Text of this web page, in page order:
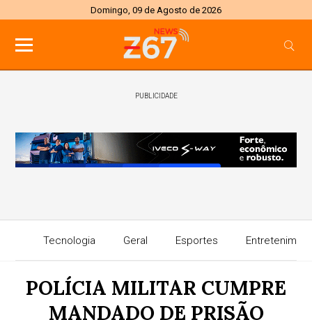
Domingo, 09 de Agosto de 2026
PUBLICIDADE
Tecnologia Geral Esportes
POLÍCIA MILITAR CUMPRE
MANDADO DE PRISÃO